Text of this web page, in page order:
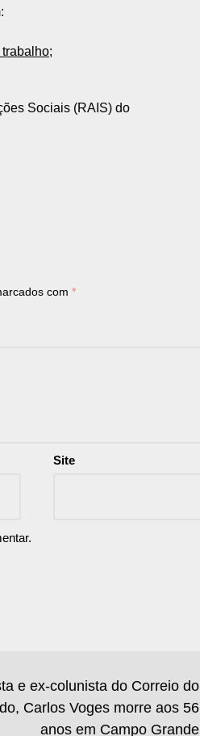
;
Sociais (RAIS) do
com *
Site
e ex-colunista do Correio do
Carlos Voges morre aos 56
anos em Campo Grande